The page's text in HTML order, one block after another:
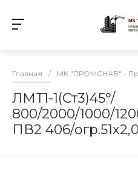
Главная / МК "ПРОМСНАБ" -
ЛМТ1-1(Ст3)45°/
800/2000/1000/
ПВ2 406/